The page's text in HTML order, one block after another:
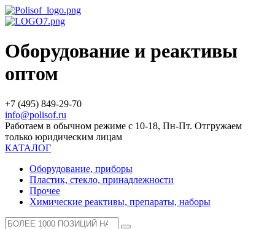
Оборудование и реактивы
оптом
+7 (495) 849-29-70
info@polisof.ru
Работаем в обычном режиме с 10-18, Пн-Пт. Отгружаем
только юридическим лицам
КАТАЛОГ
Оборудование, приборы
Пластик, стекло, принадлежности
Прочее
Химические реактивы, препараты, наборы